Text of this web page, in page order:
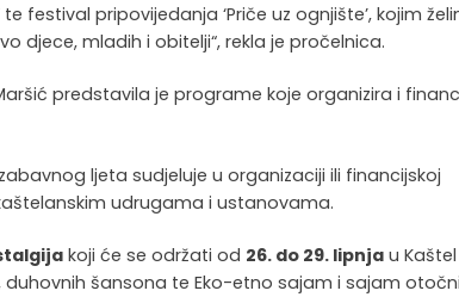
festival pripovijedanja ‘Priče uz ognjište’, kojim
djece, mladih i obitelji“, rekla je pročelnica.
predstavila je programe koje organizira i
ljeta sudjeluje u organizaciji ili financijskoj
udrugama i ustanovama.
koji će se održati od 26. do 29. lipnja u Kaštel
šansona te Eko-etno sajam i sajam